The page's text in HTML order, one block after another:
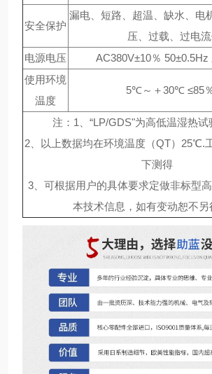
安全保护
漏电、短路、超温、缺水、电
压、过载、过电
电源电压
AC380V±10％ 50±0.5Hz
使用环境
温度
5℃～＋30℃ ≤85
注：1、“LP/GDS"为高低温湿热试
2、以上数据均在环境温度（QT）25℃.
下测得
3、可根据用户的具体要求定做非标型
本技术信息，如有变动恕不另